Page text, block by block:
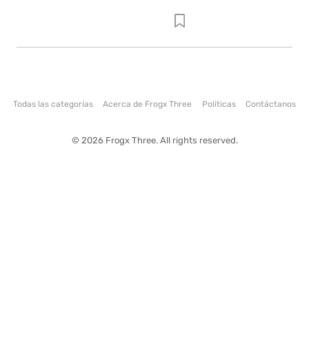
Todas las categorías Acerca de Frogx Three Politicas Contáctanos
© 2026 Frogx Three. All rights reserved.